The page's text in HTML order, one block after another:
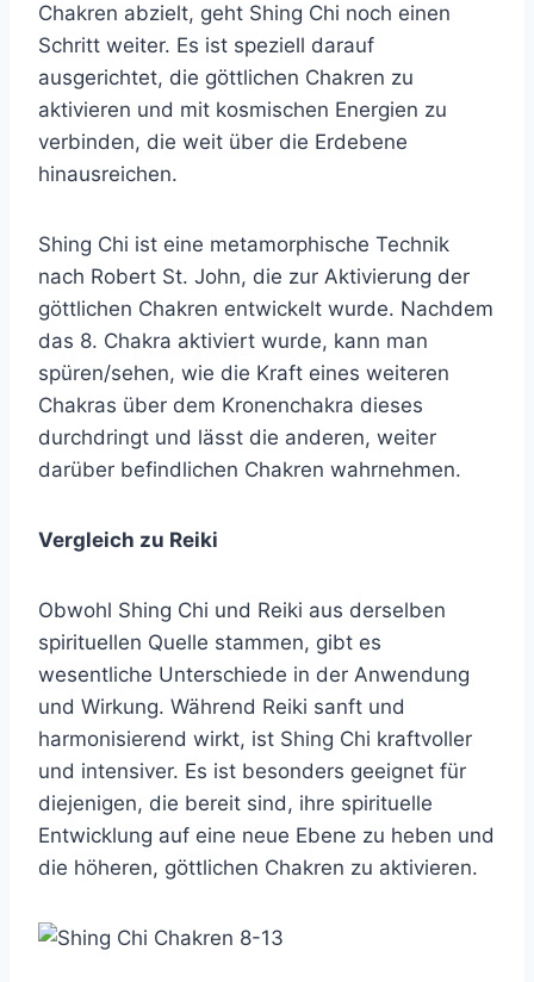
Chakren abzielt, geht Shing Chi noch einen
Schritt weiter. Es ist speziell darauf
ausgerichtet, die göttlichen Chakren zu
aktivieren und mit kosmischen Energien zu
verbinden, die weit über die Erdebene
hinausreichen.
Shing Chi ist eine metamorphische Technik
nach Robert St. John, die zur Aktivierung der
göttlichen Chakren entwickelt wurde. Nachdem
das 8. Chakra aktiviert wurde, kann man
spüren/sehen, wie die Kraft eines weiteren
Chakras über dem Kronenchakra dieses
durchdringt und lässt die anderen, weiter
darüber befindlichen Chakren wahrnehmen.
Vergleich zu Reiki
Obwohl Shing Chi und Reiki aus derselben
spirituellen Quelle stammen, gibt es
wesentliche Unterschiede in der Anwendung
und Wirkung. Während Reiki sanft und
harmonisierend wirkt, ist Shing Chi kraftvoller
und intensiver. Es ist besonders geeignet für
diejenigen, die bereit sind, ihre spirituelle
Entwicklung auf eine neue Ebene zu heben und
die höheren, göttlichen Chakren zu aktivieren.